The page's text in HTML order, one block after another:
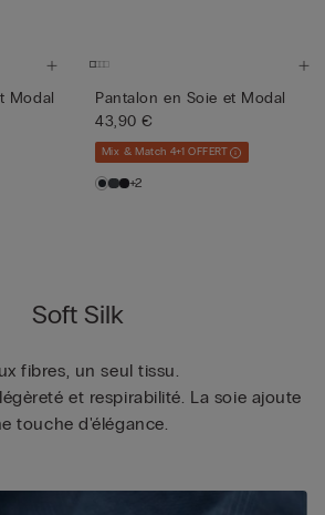
Modal
Pantalon en Soie et Modal
43,90 €
Mix & Match 4+1 OFFERT
+2
Soft Silk
fibres, un seul tissu.
et respirabilité. La soie ajoute
touche d'élégance.